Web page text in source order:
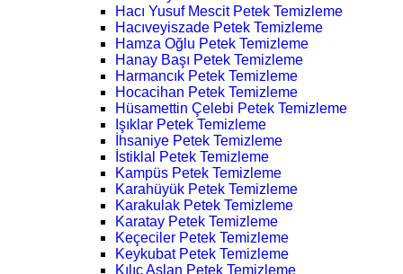
Hacı Yusuf Mescit Petek Temizleme
Hacıveyiszade Petek Temizleme
Hamza Oğlu Petek Temizleme
Hanay Başı Petek Temizleme
Harmancık Petek Temizleme
Hocacihan Petek Temizleme
Hüsamettin Çelebi Petek Temizleme
Işıklar Petek Temizleme
İhsaniye Petek Temizleme
İstiklal Petek Temizleme
Kampüs Petek Temizleme
Karahüyük Petek Temizleme
Karakulak Petek Temizleme
Karatay Petek Temizleme
Keçeciler Petek Temizleme
Keykubat Petek Temizleme
Kılıç Aslan Petek Temizleme